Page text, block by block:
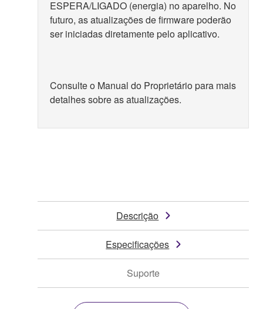
ESPERA/LIGADO (energia) no aparelho. No
futuro, as atualizações de firmware poderão
ser iniciadas diretamente pelo aplicativo.
Consulte o Manual do Proprietário para mais
detalhes sobre as atualizações.
Descrição
Especificações
Suporte